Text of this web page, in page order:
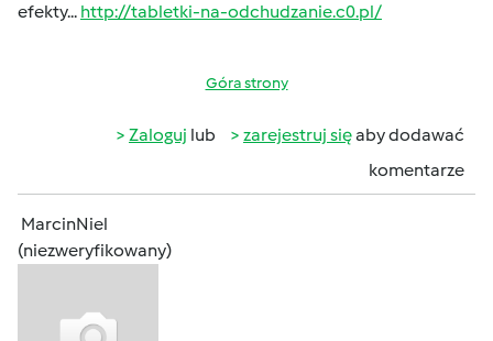
efekty... http://tabletki-na-odchudzanie.c0.pl/
Góra strony
Zaloguj lub zarejestruj sięaby dodawać
komentarze
MarcinNiel
(niezweryfikowany)